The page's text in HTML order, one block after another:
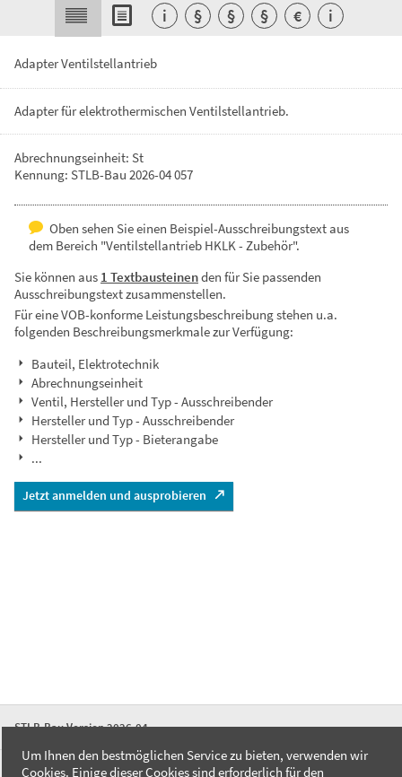
Adapter Ventilstellantrieb
Adapterfürelektrothermischen Ventilstellantrieb.
Abrechnungseinheit: St
Kennung: STLB-Bau 2026-04 057
Oben sehen Sie einen Beispiel-Ausschreibungstext aus
dem Bereich "Ventilstellantrieb HKLK - Zubehör".
Sie können aus 1 Textbausteinenden für Sie passenden
Ausschreibungstext zusammenstellen.
Für eine VOB-konforme Leistungsbeschreibung stehen u.a.
folgenden Beschreibungsmerkmale zur Verfügung:
Bauteil, Elektrotechnik
Abrechnungseinheit
Ventil, Hersteller und Typ - Ausschreibender
Hersteller und Typ - Ausschreibender
Hersteller und Typ - Bieterangabe
...
Jetzt anmelden und ausprobieren
i § § § € i
STLB-Bau Version 2026-04
FAQ
Um Ihnen den bestmöglichen Service zu bieten, verwenden wir
Cookies. Einige dieser Cookies sind erforderlich für den